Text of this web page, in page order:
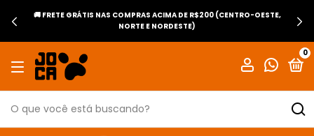
🚚 FRETE GRÁTIS NAS COMPRAS ACIMA DE R$200 (CENTRO-OESTE,
NORTE E NORDESTE)
0